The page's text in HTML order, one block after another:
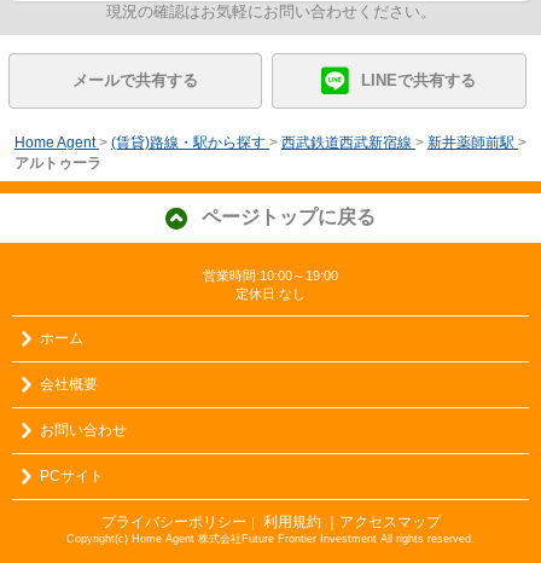
現況の確認はお気軽にお問い合わせください。
メールで共有する LINEで共有する
Home Agent > (賃貸)路線・駅から探す > 西武鉄道西武新宿線 > 新井薬師前駅 >
アルトゥーラ
ページトップに戻る
営業時間:10:00～19:00
定休日:なし
ホーム
会社概要
お問い合わせ
PCサイト
プライバシーポリシー 利用規約 ｜アクセスマップ
Copyright(c) Home Agent 株式会社Future Frontier Investment All rights reserved.